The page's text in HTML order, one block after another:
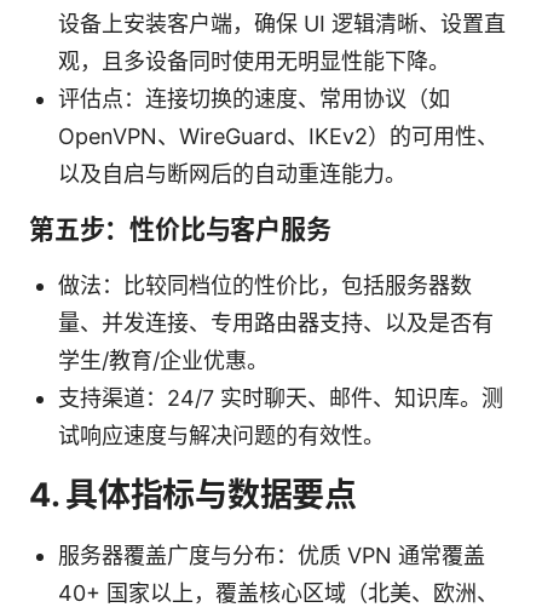
设备上安装客户端，确保 UI 逻辑清晰、设置直
观，且多设备同时使用无明显性能下降。
评估点：连接切换的速度、常用协议（如
OpenVPN、WireGuard、IKEv2）的可用性、
以及自启与断网后的自动重连能力。
第五步：性价比与客户服务
做法：比较同档位的性价比，包括服务器数
量、并发连接、专用路由器支持、以及是否有
学生/教育/企业优惠。
支持渠道：24/7 实时聊天、邮件、知识库。测
试响应速度与解决问题的有效性。
4. 具体指标与数据要点
服务器覆盖广度与分布：优质 VPN 通常覆盖
40+ 国家以上，覆盖核心区域（北美、欧洲、